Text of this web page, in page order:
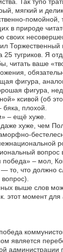
Так тупо
мягкий и
помойной,
в природе
своих
25 тугриков. Я
читать ваше
фигура,
фигура,
ксивой (об
бяка, плохой.
– ещё хуже.
хуже, чем
вопрос
– мол,
то, что должно
выше слов
этот момент
является
администрации